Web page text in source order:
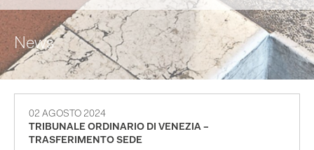
News
02 AGOSTO 2024
TRIBUNALE ORDINARIO DI VENEZIA –
TRASFERIMENTO SEDE